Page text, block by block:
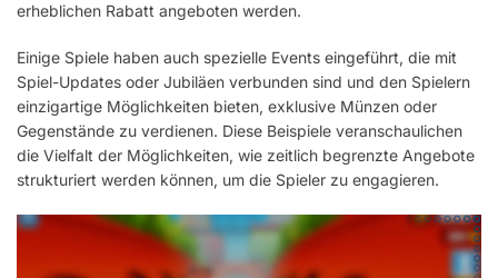
erheblichen Rabatt angeboten werden.
Einige Spiele haben auch spezielle Events eingeführt, die mit
Spiel-Updates oder Jubiläen verbunden sind und den Spielern
einzigartige Möglichkeiten bieten, exklusive Münzen oder
Gegenstände zu verdienen. Diese Beispiele veranschaulichen
die Vielfalt der Möglichkeiten, wie zeitlich begrenzte Angebote
strukturiert werden können, um die Spieler zu engagieren.